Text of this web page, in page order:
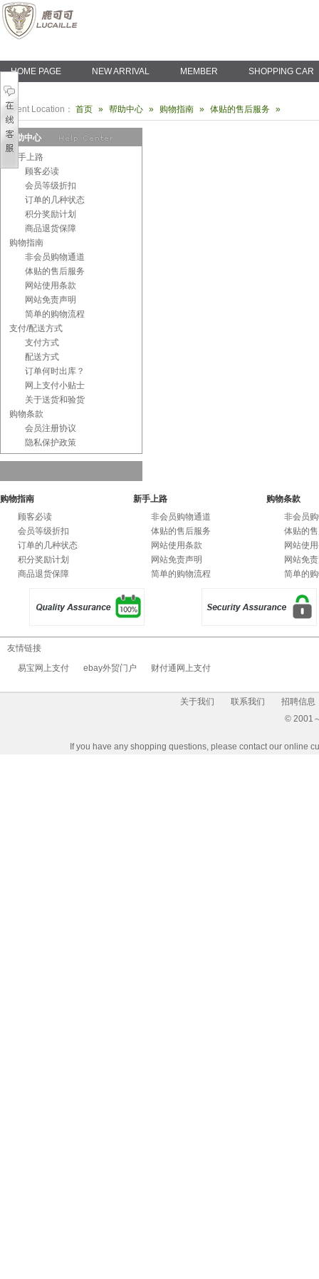
HOME PAGE NEW ARRIVAL MEMBER SHOPPING CAR
Current Location： 首页 » 帮助中心 » 购物指南 » 体贴的售后服务 »
帮助中心
新手上路
顾客必读
会员等级折扣
订单的几种状态
积分奖励计划
商品退货保障
购物指南
非会员购物通道
体贴的售后服务
网站使用条款
网站免责声明
简单的购物流程
支付/配送方式
支付方式
配送方式
订单何时出库？
网上支付小贴士
关于送货和验货
购物条款
会员注册协议
隐私保护政策
购物指南
顾客必读
会员等级折扣
订单的几种状态
积分奖励计划
商品退货保障
新手上路
非会员购物通道
体贴的售后服务
网站使用条款
网站免责声明
简单的购物流程
购物条款
非会员
体贴的
网站使
网站免
简单的
友情链接
易宝网上支付
ebay外贸门户 财付通网上支付
关于我们 联系我们
招聘信息
© 2001
If you have any shopping questions, please contact our online